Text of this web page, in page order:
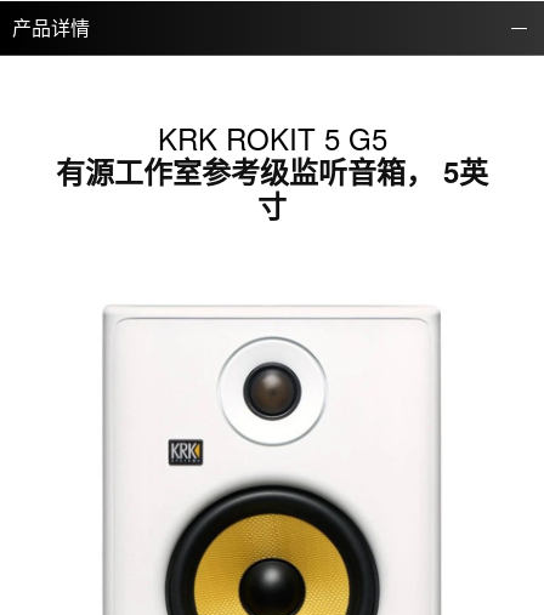
产品详情
KRK ROKIT 5 G5
有源工作室参考级监听音箱， 5英
寸